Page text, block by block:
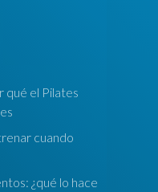
qué el Pilates
cuando
¿qué lo hace